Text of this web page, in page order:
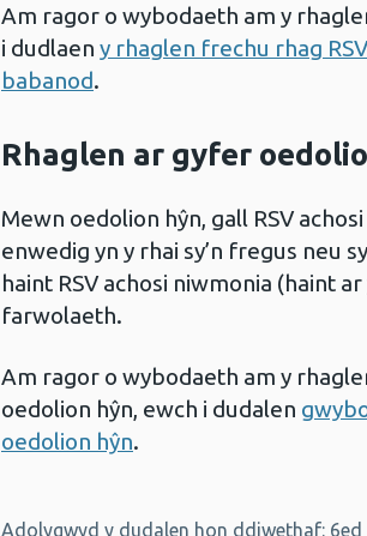
Am ragor o wybodaeth am y
i dudlaen y rhaglen frechu rhag
babanod.
Rhaglen ar gyfer
Mewn oedolion hŷn, gall RSV
enwedig yn y rhai sy’n fregus neu
haint RSV achosi niwmonia (haint
farwolaeth.
Am ragor o wybodaeth am y
oedolion hŷn, ewch i dudalen
oedolion hŷn.
Adolygwyd y dudalen hon ddiwethaf: